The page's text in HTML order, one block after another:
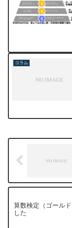
コラム
算数検定（ゴール
した